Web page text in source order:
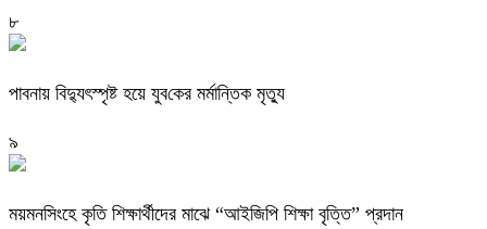
৮
পাবনায় বিদ্যুৎস্পৃষ্ট হয়ে যুব‌কের মর্মান্তিক মৃত্যু
৯
ময়মনসিংহে কৃতি শিক্ষার্থীদের মাঝে “আইজিপি শিক্ষা বৃত্তি” প্রদান